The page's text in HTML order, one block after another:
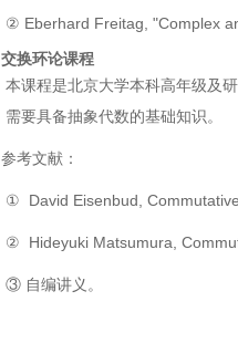
② Eberhard Freitag, "Complex
交换环论课程
本课程是北京大学本科高年级及
需要具备抽象代数的基础知识。
参考文献：
① David Eisenbud,
② Hideyuki Matsumura,
③ 自编讲义。